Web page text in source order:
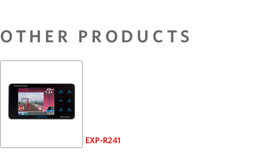
OTHER PRODUCTS
EXP-R241